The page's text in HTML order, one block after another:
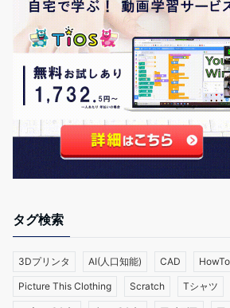
タグ検索
3Dプリンタ AI(人口知能) CAD HowTo
Picture This Clothing Scratch Tシャツ